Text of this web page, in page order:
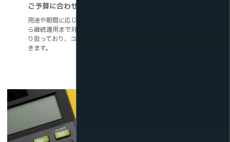
ご予算に合わせた料金プラン
用途や期間に応じて選べる柔軟な料金体系で、スポット利用か
ら継続運用まで対応。月額定額でご利用いただけるプランも取
り扱っており、コストを抑えながら高品質な配信環境を導入で
きます。